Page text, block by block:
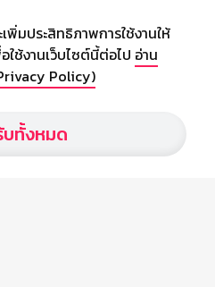
กับเรา
ผลบอล ผลฟุตบอลทั่วโลก ฟรีเมียร์
ยนส์ลีก พร้อมทั้งวิเคราะห์บอล จาก
มประสิทธิภาพการใช้งานให้
ช้งานเว็บไซต์นี้ต่อไป อ่าน
Policy)
ทั้งหมด